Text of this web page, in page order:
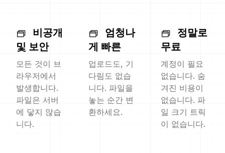
비공개
및 보안
모든 것이 브
라우저에서
발생합니다.
파일은 서버
에 닿지 않습
니다.
엄청나
게 빠른
업로드도, 기
다림도 없습
니다. 파일을
놓는 순간 변
환하세요.
정말로
무료
계정이 필요
없습니다. 숨
겨진 비용이
없습니다. 파
일 크기 트릭
이 없습니다.